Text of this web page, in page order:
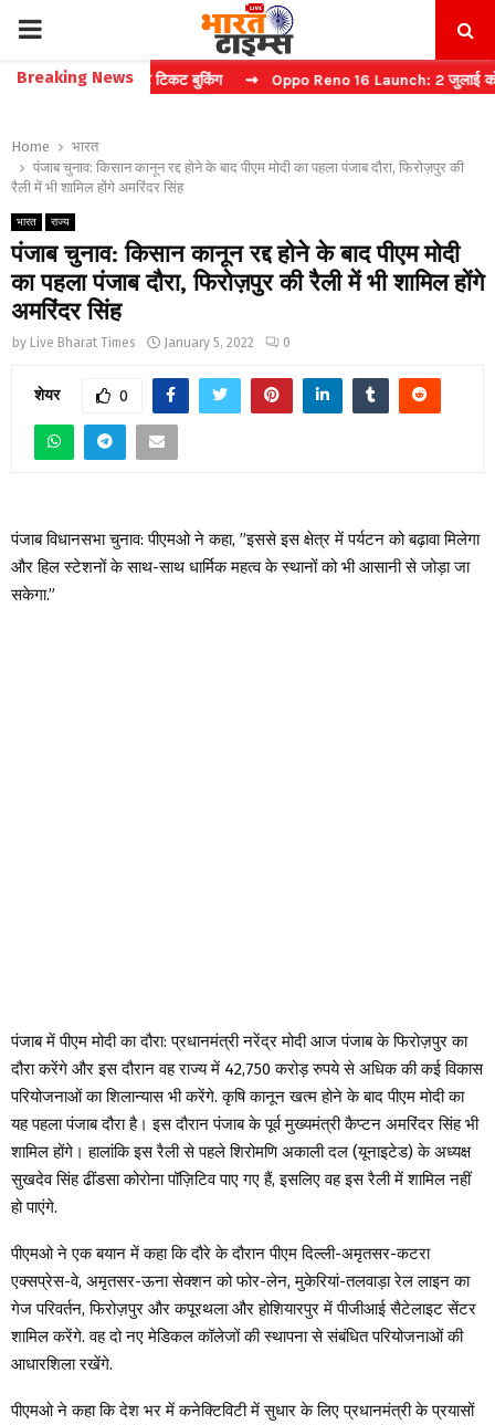
PRIMARY
MENU
Breaking News
कैप्चा करें फास्ट टिकट बुकिंग ⇝ Oppo Reno 16 Launch: 2 जुलाई को भारत में
Home
भारत
पंजाब चुनाव: किसान कानून रद्द होने के बाद पीएम मोदी का पहला पंजाब दौरा, फिरोज़पुर की
रैली में भी शामिल होंगे अमरिंदर सिंह
भारत राज्य
पंजाब चुनाव: किसान कानून रद्द होने के बाद पीएम मोदी
का पहला पंजाब दौरा, फिरोज़पुर की रैली में भी शामिल होंगे
अमरिंदर सिंह
by Live Bharat Times January 5, 2022 0
शेयर 0
पंजाब विधानसभा चुनाव: पीएमओ ने कहा, ”इससे ​​इस क्षेत्र में पर्यटन को बढ़ावा मिलेगा
और हिल स्टेशनों के साथ-साथ धार्मिक महत्व के स्थानों को भी आसानी से जोड़ा जा
सकेगा.”
पंजाब में पीएम मोदी का दौरा: प्रधानमंत्री नरेंद्र मोदी आज पंजाब के फिरोज़पुर का
दौरा करेंगे और इस दौरान वह राज्य में 42,750 करोड़ रुपये से अधिक की कई विकास
परियोजनाओं का शिलान्यास भी करेंगे. कृषि कानून खत्म होने के बाद पीएम मोदी का
यह पहला पंजाब दौरा है। इस दौरान पंजाब के पूर्व मुख्यमंत्री कैप्टन अमरिंदर सिंह भी
शामिल होंगे। हालांकि इस रैली से पहले शिरोमणि अकाली दल (यूनाइटेड) के अध्यक्ष
सुखदेव सिंह ढींडसा कोरोना पॉज़िटिव पाए गए हैं, इसलिए वह इस रैली में शामिल नहीं
हो पाएंगे.
पीएमओ ने एक बयान में कहा कि दौरे के दौरान पीएम दिल्ली-अमृतसर-कटरा
एक्सप्रेस-वे, अमृतसर-ऊना सेक्शन को फोर-लेन, मुकेरियां-तलवाड़ा रेल लाइन का
गेज परिवर्तन, फिरोज़पुर और कपूरथला और होशियारपुर में पीजीआई सैटेलाइट सेंटर
शामिल करेंगे. वह दो नए मेडिकल कॉलेजों की स्थापना से संबंधित परियोजनाओं की
आधारशिला रखेंगे.
पीएमओ ने कहा कि देश भर में कनेक्टिविटी में सुधार के लिए प्रधानमंत्री के प्रयासों